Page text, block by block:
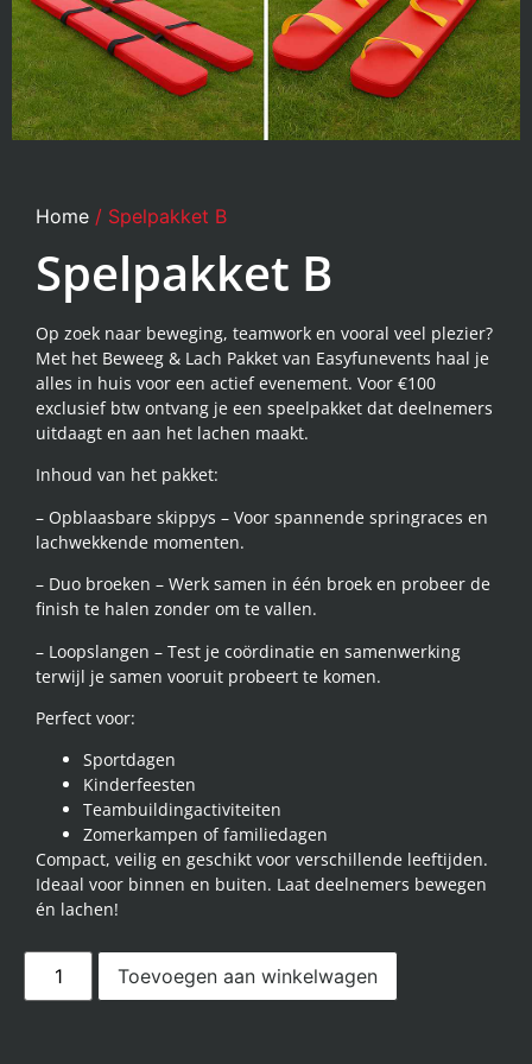
Home / Spelpakket B
Spelpakket B
Op zoek naar beweging, teamwork en vooral veel plezier?
Met het Beweeg & Lach Pakket van Easyfunevents haal je
alles in huis voor een actief evenement. Voor €100
exclusief btw ontvang je een speelpakket dat deelnemers
uitdaagt en aan het lachen maakt.
Inhoud van het pakket:
– Opblaasbare skippys – Voor spannende springraces en
lachwekkende momenten.
– Duo broeken – Werk samen in één broek en probeer de
finish te halen zonder om te vallen.
– Loopslangen – Test je coördinatie en samenwerking
terwijl je samen vooruit probeert te komen.
Perfect voor:
Sportdagen
Kinderfeesten
Teambuildingactiviteiten
Zomerkampen of familiedagen
Compact, veilig en geschikt voor verschillende leeftijden.
Ideaal voor binnen en buiten. Laat deelnemers bewegen
én lachen!
Toevoegen aan winkelwagen